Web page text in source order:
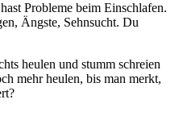
Probleme beim Einschlafen.
Ängste, Sehnsucht. Du
heulen und stumm schreien
mehr heulen, bis man merkt,